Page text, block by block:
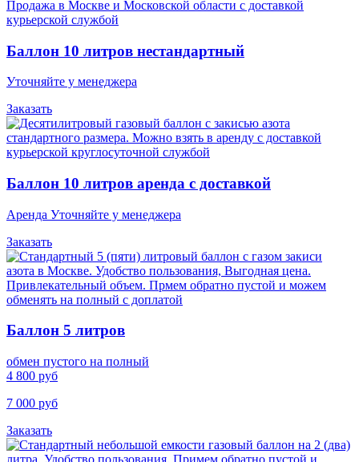
Баллон 10 литров нестандартный
Уточняйте у менеджера
Заказать
Баллон 10 литров аренда с доставкой
Аренда Уточняйте у менеджера
Заказать
Баллон 5 литров
обмен пустого на полный
4 800 руб
7 000 руб
Заказать